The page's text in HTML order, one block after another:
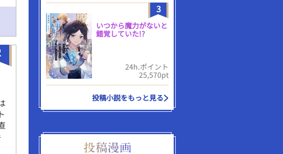
3
いつから魔力がないと
錯覚していた!?
24h.ポイント
25,570pt
投稿小説をもっと見る